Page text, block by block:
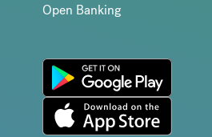
Open Banking